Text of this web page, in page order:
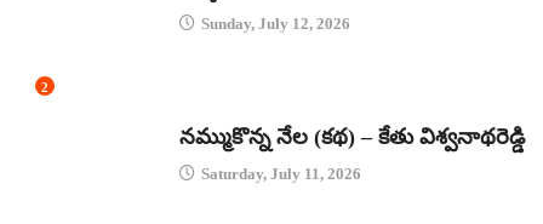
Sunday, July 12, 2026
2
నమ్ముకొన్న నేల (కథ) – కేతు విశ్వనాథరెడ్డి
Saturday, July 11, 2026